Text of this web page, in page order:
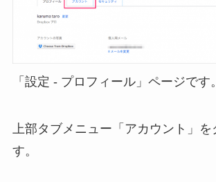
「設定 - プロフィール」ページです。
上部タブメニュー「アカウント」を
す。